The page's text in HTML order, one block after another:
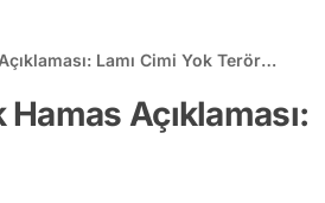
Lamı Cimi Yok Terör
Açıklaması: